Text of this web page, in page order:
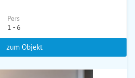
Pers
1 - 6
zum Objekt